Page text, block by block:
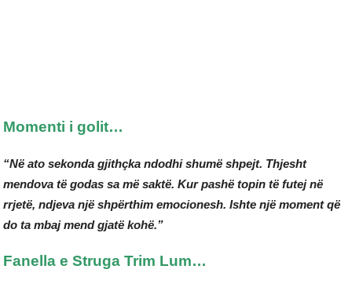
Momenti i golit…
“Në ato sekonda gjithçka ndodhi shumë shpejt. Thjesht
mendova të godas sa më saktë. Kur pashë topin të futej në
rrjetë, ndjeva një shpërthim emocionesh. Ishte një moment që
do ta mbaj mend gjatë kohë.”
Fanella e Struga Trim Lum…